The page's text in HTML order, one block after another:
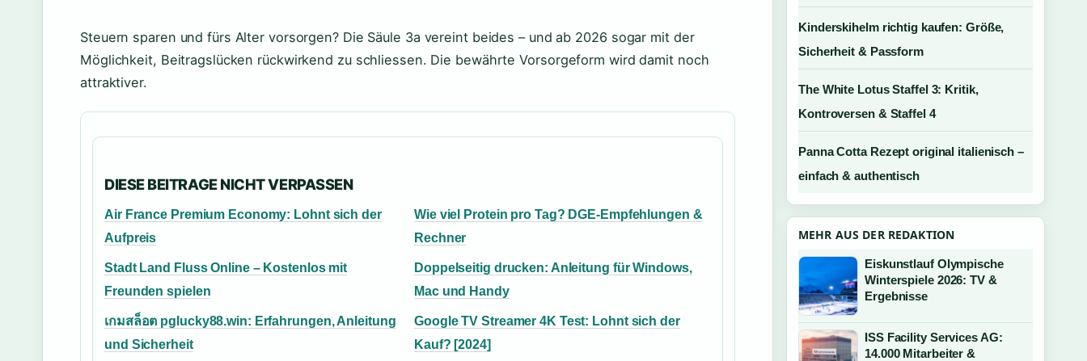
Steuern sparen und fürs Alter vorsorgen? Die Säule 3a vereint beides – und ab 2026 sogar mit der
Möglichkeit, Beitragslücken rückwirkend zu schliessen. Die bewährte Vorsorgeform wird damit noch
attraktiver.
DIESE BEITRAGE NICHT VERPASSEN
Air France Premium Economy: Lohnt sich der
Aufpreis
Wie viel Protein pro Tag? DGE-Empfehlungen &
Rechner
Stadt Land Fluss Online – Kostenlos mit
Freunden spielen
Doppelseitig drucken: Anleitung für Windows,
Mac und Handy
เกมสล็อต pglucky88.win: Erfahrungen, Anleitung
und Sicherheit
Google TV Streamer 4K Test: Lohnt sich der
Kauf? [2024]
Kinderskihelm richtig kaufen: Größe,
Sicherheit & Passform
The White Lotus Staffel 3: Kritik,
Kontroversen & Staffel 4
Panna Cotta Rezept original italienisch –
einfach & authentisch
MEHR AUS DER REDAKTION
Eiskunstlauf Olympische
Winterspiele 2026: TV &
Ergebnisse
ISS Facility Services AG:
14.000 Mitarbeiter &